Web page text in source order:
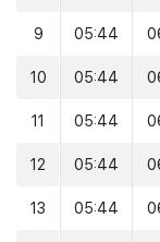
9 05:44
10 05:44
11 05:44
12 05:44
13 05:44